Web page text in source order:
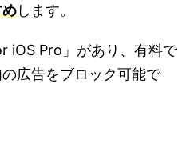
します。
iOS Pro」があり、有料で
広告をブロック可能で